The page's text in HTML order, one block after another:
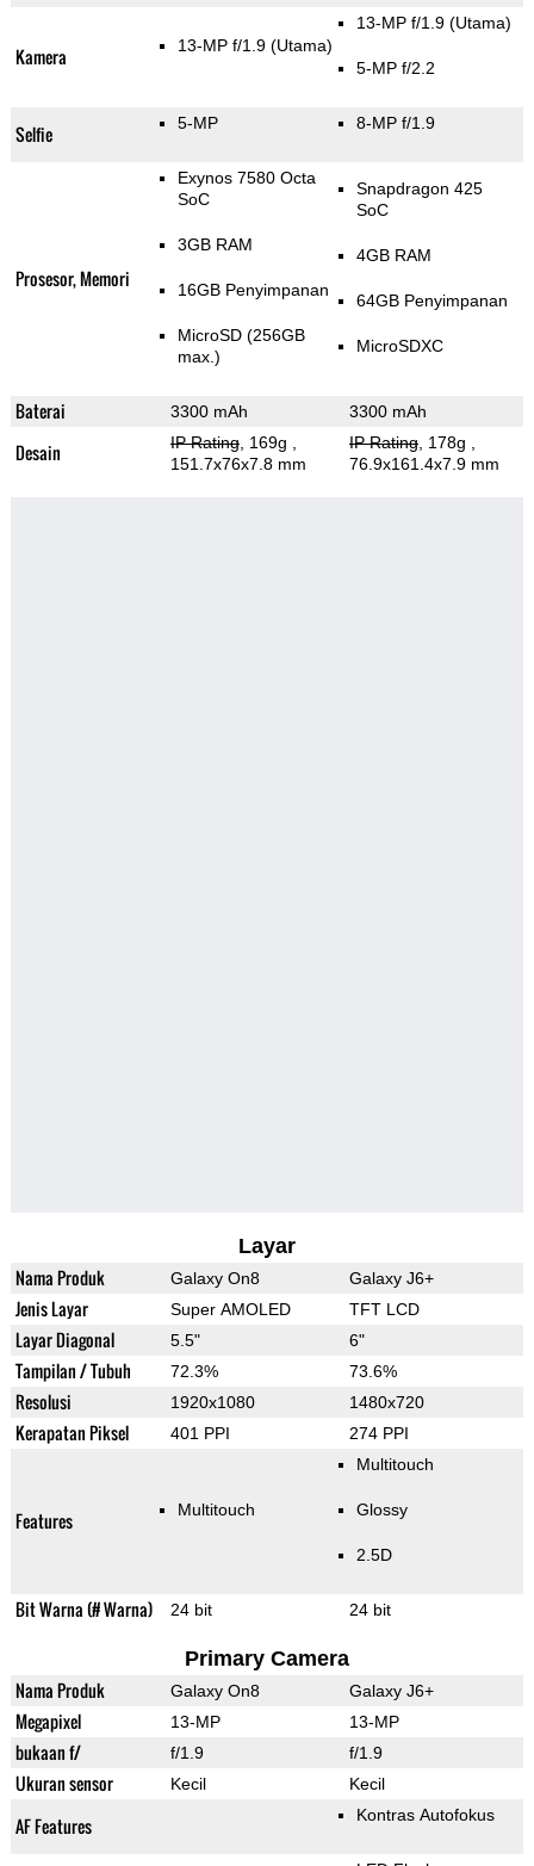
Kamera 13-MP f/1.9 (Utama)
13-MP f/1.9 (Utama)
5-MP f/2.2
Selfie 5-MP 8-MP f/1.9
Prosesor, Memori
Exynos 7580 Octa
SoC
3GB RAM
16GB Penyimpanan
MicroSD (256GB
max.)
Snapdragon 425
SoC
4GB RAM
64GB Penyimpanan
MicroSDXC
Baterai 3300 mAh 3300 mAh
Desain IP Rating, 169g
151.7x76x7.8 mm
IP Rating, 178g
76.9x161.4x7.9 mm
Layar
Nama Produk Galaxy On8 Galaxy J6+
Jenis Layar Super AMOLED TFT LCD
Layar Diagonal 5.5" 6"
Tampilan / Tubuh 72.3% 73.6%
Resolusi 1920x1080 1480x720
Kerapatan Piksel 401 PPI 274 PPI
Features Multitouch
Multitouch
Glossy
2.5D
Bit Warna (# Warna) 24 bit 24 bit
Primary Camera
Nama Produk Galaxy On8 Galaxy J6+
Megapixel 13-MP 13-MP
bukaan f/ f/1.9 f/1.9
Ukuran sensor Kecil Kecil
AF Features Kontras Autofokus